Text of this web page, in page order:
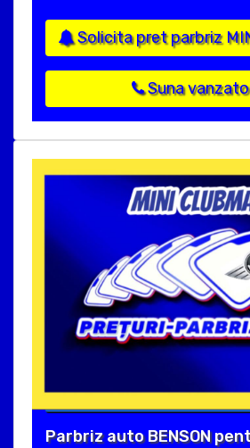
Solicita pret parbriz
Suna
Parbriz auto BENSON